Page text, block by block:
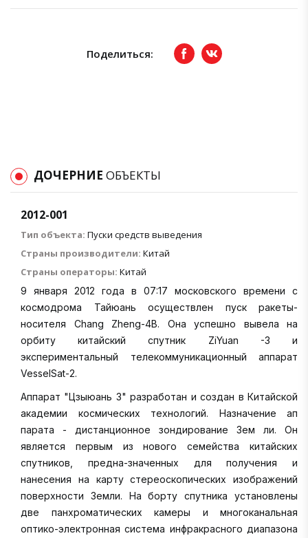
Поделиться: FacebookвКонтакте
ДОЧЕРНИЕ ОБЪЕКТЫ
2012-001
Тип объекта: Пуски средств выведения
Страны производители: Китай
Страны операторы: Китай
9 января 2012 года в 07:17 московского времени с
космодрома Тайюань осуществлен пуск ракеты-
носителя Chang Zheng-4B. Она успешно вывела на
орбиту китайский спутник ZiYuan -3 и
экспериментальный телекоммуникационный аппарат
VesselSat-2.
Аппарат "Цзыюань 3" разработан и создан в Китайской
академии космических технологий. Назначение ап
парата - дистанционное зондирование Зем ли. Он
является первым из нового семейства китайских
спутников, предна-значенных для получения и
нанесения на карту стереоскопических изображений
поверхности Земли. На борту спутника установлены
две панхроматических камеры и многоканальная
оптико-электронная система инфракрасного диапазона